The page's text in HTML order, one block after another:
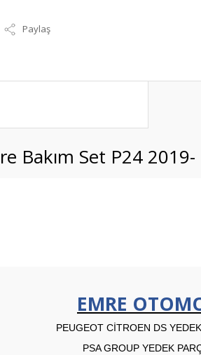
Paylaş
Bakım Set P24
EMRE
PEUGEOT CİTROEN DS
PSA GROUP YEDEK